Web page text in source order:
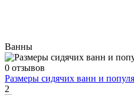
Ванны
0 отзывов
Размеры сидячих ванн и
2